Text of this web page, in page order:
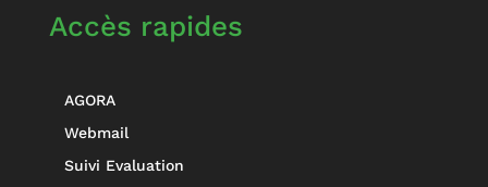
Accès rapides
AGORA
Webmail
Suivi Evaluation